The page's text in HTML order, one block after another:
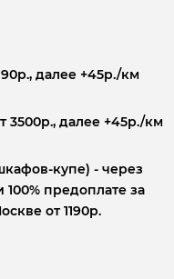
далее +45р./км
3500р., далее +45р./км
купе) - через
предоплате за
от 1190р.